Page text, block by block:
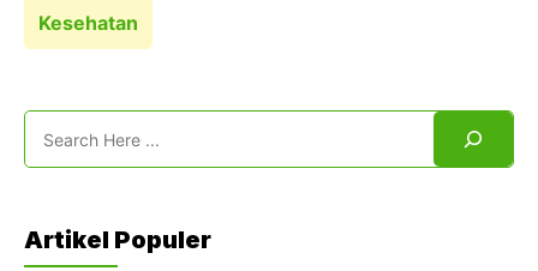
Kesehatan
Artikel Populer